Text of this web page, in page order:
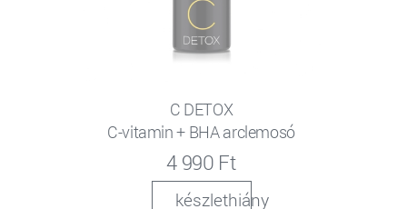
C DETOX
C-vitamin + BHA arclemosó
4 990 Ft
készlethiány